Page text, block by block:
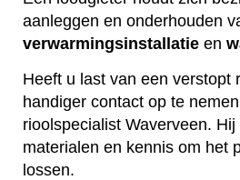
aanleggen en onderhouden
verwarmingsinstallatie en
Heeft u last van een verstopt
handiger contact op te
rioolspecialist Waverveen.
materialen en kennis om het
lossen.